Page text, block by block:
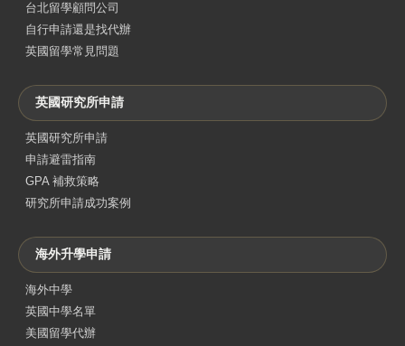
台北留學顧問公司
自行申請還是找代辦
英國留學常見問題
英國研究所申請
英國研究所申請
申請避雷指南
GPA 補救策略
研究所申請成功案例
海外升學申請
海外中學
英國中學名單
美國留學代辦